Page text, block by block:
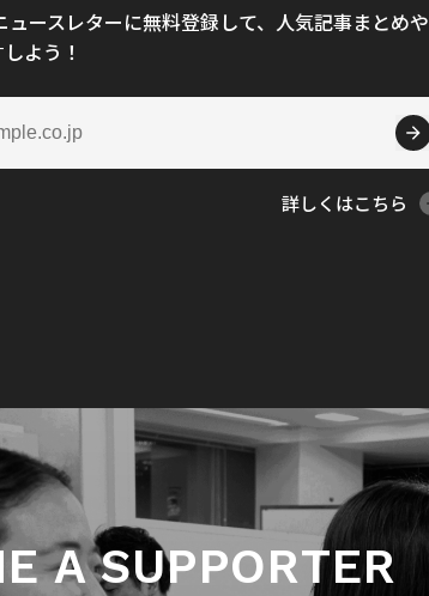
ュースレターに無料登録して、人気記事まとめや
よう！
詳しくはこちら
A SUPPORTER